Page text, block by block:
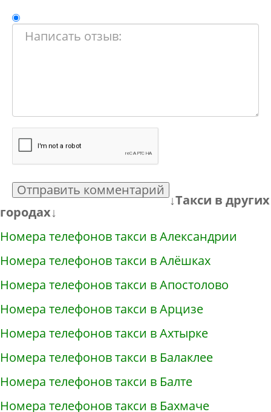
Отправить комментарий
↓Такси в других
городах↓
Номера телефонов такси в Александрии
Номера телефонов такси в Алёшках
Номера телефонов такси в Апостолово
Номера телефонов такси в Арцизе
Номера телефонов такси в Ахтырке
Номера телефонов такси в Балаклее
Номера телефонов такси в Балте
Номера телефонов такси в Бахмаче